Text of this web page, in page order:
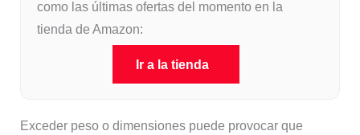
como las últimas ofertas del momento en la
tienda de Amazon:
Ir a la tienda
Exceder peso o dimensiones puede provocar que